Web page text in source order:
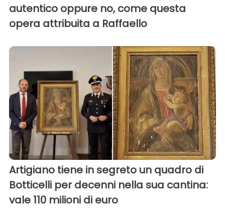
autentico oppure no, come questa
opera attribuita a Raffaello
Artigiano tiene in segreto un quadro di
Botticelli per decenni nella sua cantina:
vale 110 milioni di euro